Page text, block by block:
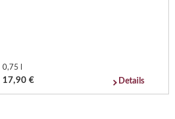
0,75 l
17,90 € Details